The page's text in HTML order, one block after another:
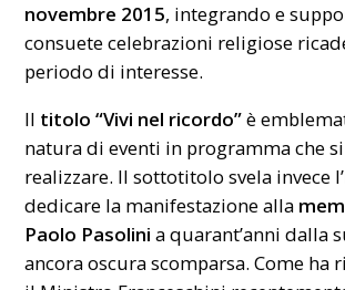
novembre 2015, integrando e
consuete celebrazioni religiose
periodo di interesse.
Il titolo “Vivi nel ricordo”è
natura di eventi in programma che
realizzare. Il sottotitolo svela invece
dedicare la manifestazione alla
Paolo Pasolini a quarant’anni dalla
ancora oscura scomparsa. Come ha